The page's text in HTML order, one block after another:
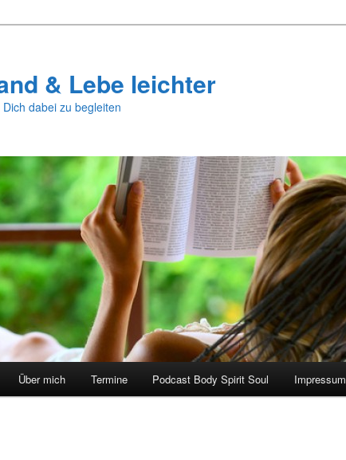
& Lebe leichter
dabei zu begleiten
Über mich Termine Podcast Body Spirit Soul Impressum